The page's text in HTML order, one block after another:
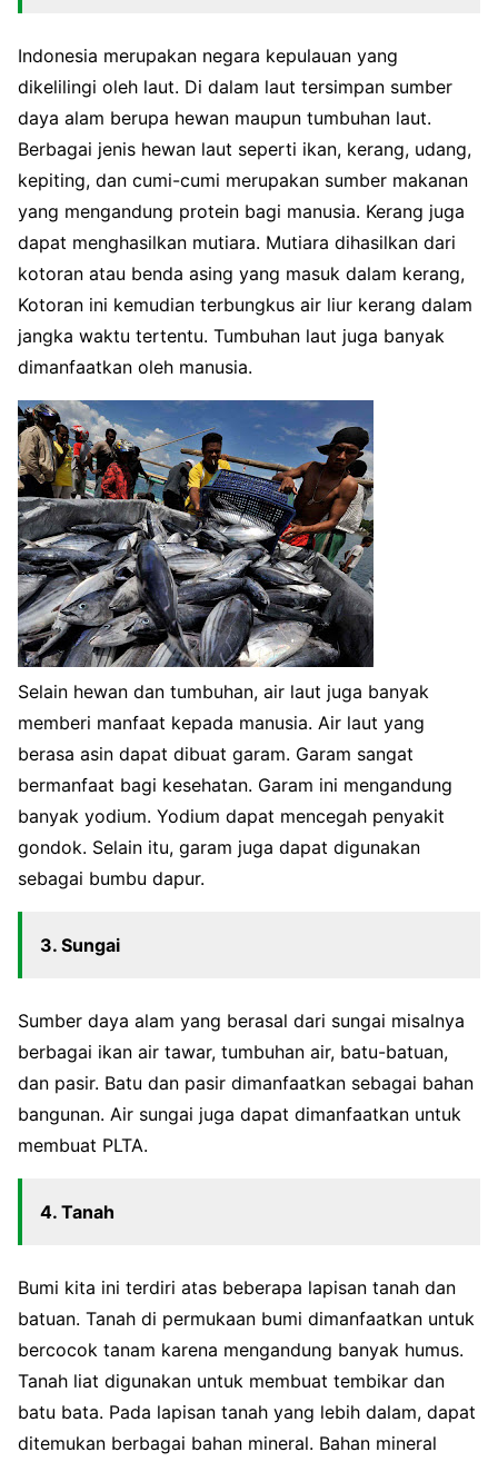
Indonesia merupakan negara kepulauan yang
dikelilingi oleh laut. Di dalam laut tersimpan sumber
daya alam berupa hewan maupun tumbuhan laut.
Berbagai jenis hewan laut seperti ikan, kerang, udang,
kepiting, dan cumi-cumi merupakan sumber makanan
yang mengandung protein bagi manusia. Kerang juga
dapat menghasilkan mutiara. Mutiara dihasilkan dari
kotoran atau benda asing yang masuk dalam kerang,
Kotoran ini kemudian terbungkus air liur kerang dalam
jangka waktu tertentu. Tumbuhan laut juga banyak
dimanfaatkan oleh manusia.
Selain hewan dan tumbuhan, air laut juga banyak
memberi manfaat kepada manusia. Air laut yang
berasa asin dapat dibuat garam. Garam sangat
bermanfaat bagi kesehatan. Garam ini mengandung
banyak yodium. Yodium dapat mencegah penyakit
gondok. Selain itu, garam juga dapat digunakan
sebagai bumbu dapur.
3. Sungai
Sumber daya alam yang berasal dari sungai misalnya
berbagai ikan air tawar, tumbuhan air, batu-batuan,
dan pasir. Batu dan pasir dimanfaatkan sebagai bahan
bangunan. Air sungai juga dapat dimanfaatkan untuk
membuat PLTA.
4. Tanah
Bumi kita ini terdiri atas beberapa lapisan tanah dan
batuan. Tanah di permukaan bumi dimanfaatkan untuk
bercocok tanam karena mengandung banyak humus.
Tanah liat digunakan untuk membuat tembikar dan
batu bata. Pada lapisan tanah yang lebih dalam, dapat
ditemukan berbagai bahan mineral. Bahan mineral